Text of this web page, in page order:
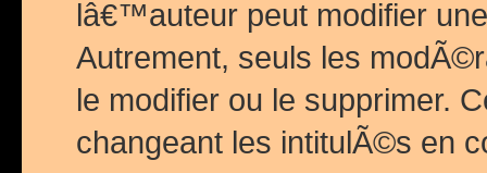
lâ€™auteur peut modifier
Autrement, seuls les
le modifier ou le supprimer.
changeant les intitulÃ©s en